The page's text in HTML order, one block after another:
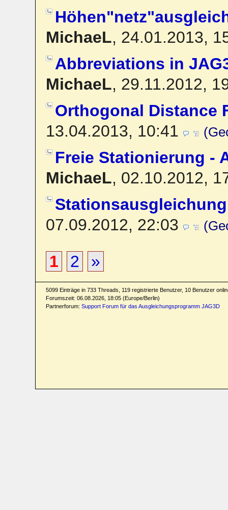
MichaeL, 24.01.2013,
Abbreviations in
MichaeL, 29.11.2012,
Orthogonal Distance
13.04.2013, 10:41
Freie Stationierung -
MichaeL, 02.10.2012,
07.09.2012, 22:03
1 2 »
5099 Einträge in 733 Threads, 119 registrierte Benutzer, 10 Benutzer
Forumszeit: 06.08.2026, 18:05 (Europe/Berlin)
Partnerforum: Support Forum für das Ausgleichungsprogramm JAG3D